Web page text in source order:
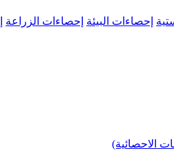
إحصاءات البيئة إحصاءات الزراعة
الاحصائية)